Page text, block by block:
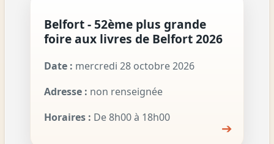
Belfort - 52ème plus grande
foire aux livres de Belfort 2026
Date : mercredi 28 octobre 2026
Adresse : non renseignée
Horaires : De 8h00 à 18h00
➔